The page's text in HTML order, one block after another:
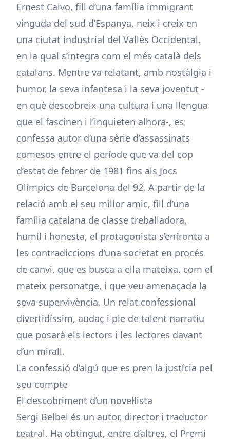
Ernest Calvo, fill d’una família immigrant
vinguda del sud d’Espanya, neix i creix en
una ciutat industrial del Vallès Occidental,
en la qual s’integra com el més català dels
catalans. Mentre va relatant, amb nostàlgia i
humor, la seva infantesa i la seva joventut -
en què descobreix una cultura i una llengua
que el fascinen i l’inquieten alhora-, es
confessa autor d’una sèrie d’assassinats
comesos entre el període que va del cop
d’estat de febrer de 1981 fins als Jocs
Olímpics de Barcelona del 92. A partir de la
relació amb el seu millor amic, fill d’una
família catalana de classe treballadora,
humil i honesta, el protagonista s’enfronta a
les contradiccions d’una societat en procés
de canvi, que es busca a ella mateixa, com el
mateix personatge, i que veu amenaçada la
seva supervivència. Un relat confessional
divertidíssim, audaç i ple de talent narratiu
que posarà els lectors i les lectores davant
d’un mirall.
La confessió d’algú que es pren la justícia pel
seu compte
El descobriment d’un novel·lista
Sergi Belbel és un autor, director i traductor
teatral. Ha obtingut, entre d’altres, el Premi